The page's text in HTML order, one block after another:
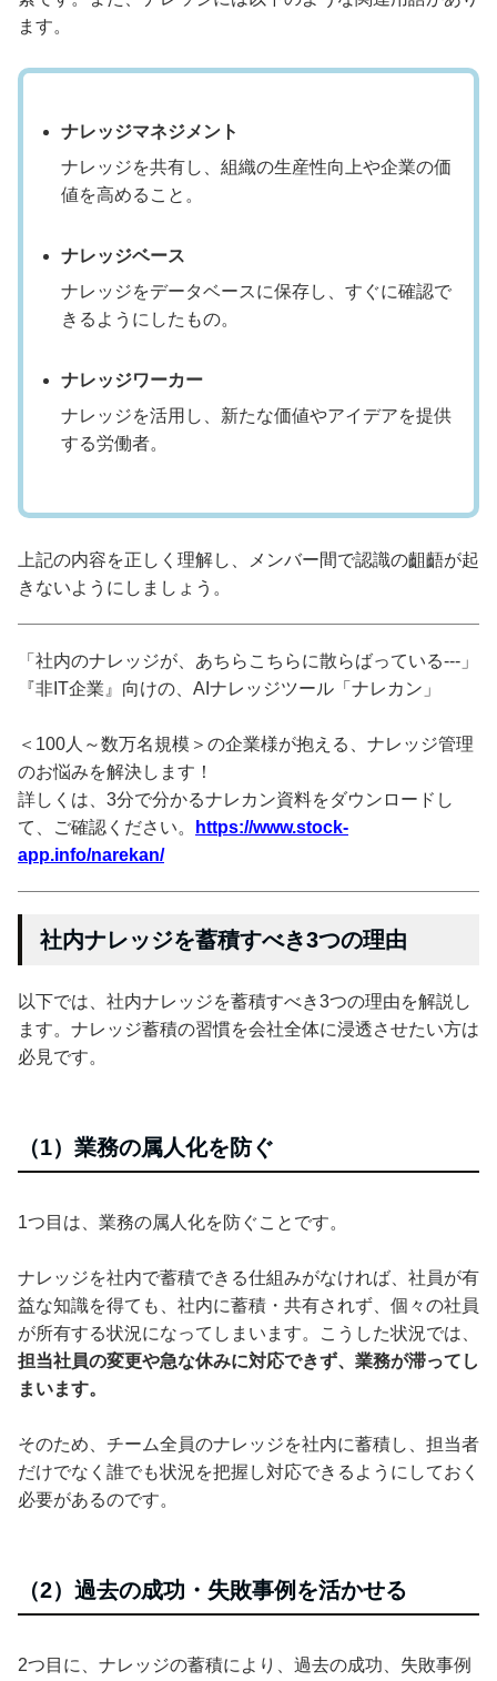
ます。
ナレッジマネジメント
ナレッジを共有し、組織の生産性向上や企業の価
値を高めること。
ナレッジベース
ナレッジをデータベースに保存し、すぐに確認で
きるようにしたもの。
ナレッジワーカー
ナレッジを活用し、新たな価値やアイデアを提供
する労働者。
上記の内容を正しく理解し、メンバー間で認識の齟齬が起
きないようにしましょう。
「社内のナレッジが、あちらこちらに散らばっている---」
『非IT企業』向けの、AIナレッジツール「ナレカン」
＜100人～数万名規模＞の企業様が抱える、ナレッジ管理
のお悩みを解決します！
詳しくは、3分で分かるナレカン資料をダウンロードし
て、ご確認ください。
https://www.stock-
app.info/narekan/
社内ナレッジを蓄積すべき3つの理由
以下では、社内ナレッジを蓄積すべき3つの理由を解説し
ます。ナレッジ蓄積の習慣を会社全体に浸透させたい方は
必見です。
（1）業務の属人化を防ぐ
1つ目は、業務の属人化を防ぐことです。
ナレッジを社内で蓄積できる仕組みがなければ、社員が有
益な知識を得ても、社内に蓄積・共有されず、個々の社員
が所有する状況になってしまいます。こうした状況では、
担当社員の変更や急な休みに対応できず、業務が滞ってし
まいます。
そのため、チーム全員のナレッジを社内に蓄積し、担当者
だけでなく誰でも状況を把握し対応できるようにしておく
必要があるのです。
（2）過去の成功・失敗事例を活かせる
2つ目に、ナレッジの蓄積により、過去の成功、失敗事例